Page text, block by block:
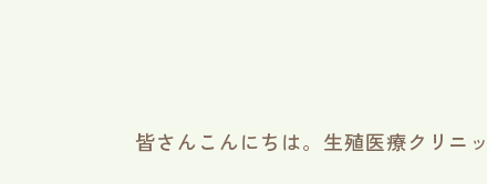
皆さんこんにちは。生殖医療クリニ